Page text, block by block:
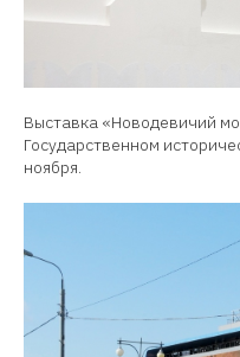
Выставка «Новодевичий
Государственном
ноября.